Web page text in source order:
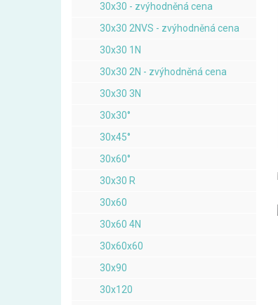
30x30 - zvýhodněná cena
30x30 2NVS - zvýhodněná cena
30x30 1N
30x30 2N - zvýhodněná cena
30x30 3N
30x30°
30x45°
30x60°
30x30 R
30x60
30x60 4N
30x60x60
30x90
30x120